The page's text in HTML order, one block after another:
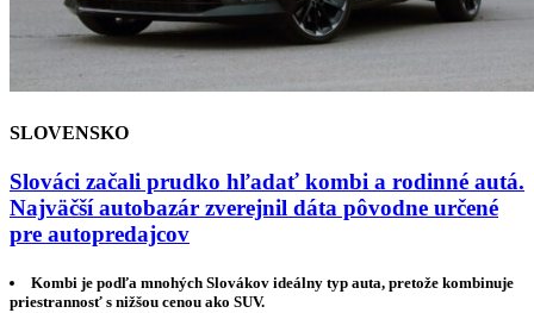
SLOVENSKO
Slováci začali prudko hľadať kombi a rodinné autá.
Najväčší autobazár zverejnil dáta pôvodne určené
pre autopredajcov
Kombi je podľa mnohých Slovákov ideálny typ auta, pretože kombinuje
priestrannosť s nižšou cenou ako SUV.